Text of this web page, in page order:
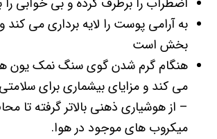
به آرامی پوست را لایه برداری می کند
بخش است
هنگام گرم شدن گوی سنگ نمک یون
می کند و مزایای بیشماری برای
– از هوشیاری ذهنی بالاتر گرفته تا
میکروب های موجود در هوا.